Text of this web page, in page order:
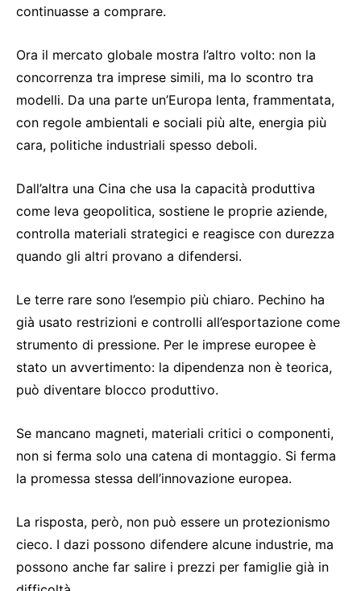
continuasse a comprare.
Ora il mercato globale mostra l’altro volto: non la
concorrenza tra imprese simili, ma lo scontro tra
modelli. Da una parte un’Europa lenta, frammentata,
con regole ambientali e sociali più alte, energia più
cara, politiche industriali spesso deboli.
Dall’altra una Cina che usa la capacità produttiva
come leva geopolitica, sostiene le proprie aziende,
controlla materiali strategici e reagisce con durezza
quando gli altri provano a difendersi.
Le terre rare sono l’esempio più chiaro. Pechino ha
già usato restrizioni e controlli all’esportazione come
strumento di pressione. Per le imprese europee è
stato un avvertimento: la dipendenza non è teorica,
può diventare blocco produttivo.
Se mancano magneti, materiali critici o componenti,
non si ferma solo una catena di montaggio. Si ferma
la promessa stessa dell’innovazione europea.
La risposta, però, non può essere un protezionismo
cieco. I dazi possono difendere alcune industrie, ma
possono anche far salire i prezzi per famiglie già in